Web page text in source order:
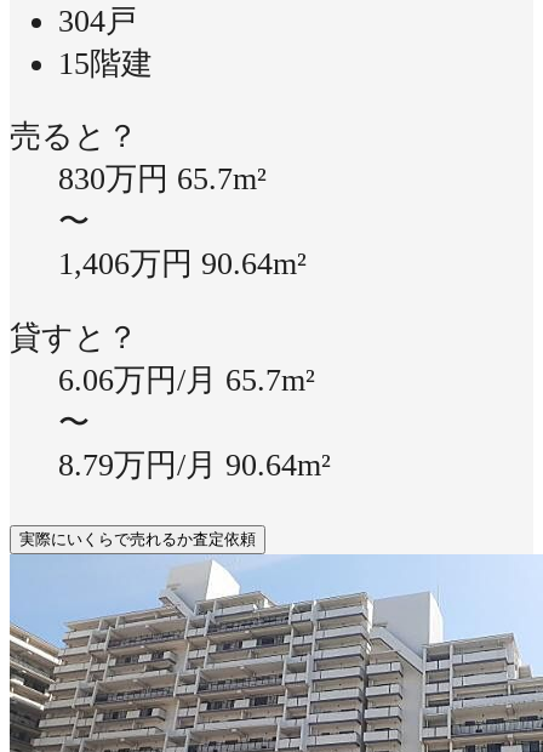
304戸
15階建
売ると？
830万円 65.7m²
〜
1,406万円 90.64m²
貸すと？
6.06万円/月 65.7m²
〜
8.79万円/月 90.64m²
実際にいくらで売れるか査定依頼